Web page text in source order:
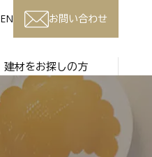
EN お問い合わせ
建材をお探しの方